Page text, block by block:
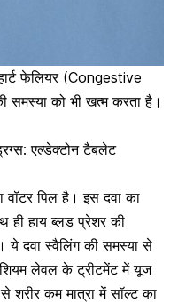
फेलियर (Congestive
समस्या को भी खत्म करता है।
एल्डेक्टोन टैबलेट
पिल है। इस दवा का
ही हाय ब्लड प्रेशर की
ये दवा स्वैलिंग की समस्या से
लेवल के ट्रीटमेंट में यूज
शरीर कम मात्रा में सॉल्ट का